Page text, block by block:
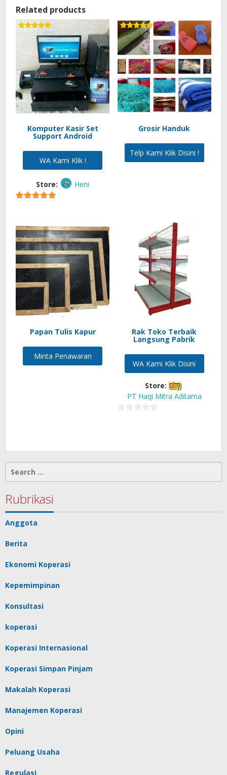
Related products
Komputer Kasir Set
Support Android
Rated
5.00
out of 5
WA Kami Klik !
Store: Heni
Grosir Handuk
Rated
5.00
out of 5
Telp Kami Klik Disini !
Papan Tulis Kapur
Minta Penawaran
Rak Toko Terbaik
Langsung Pabrik
WA Kami Klik Disini
Store:
PT Haqi Mitra Aditama
5
for:
Rubrikasi
Anggota
Berita
Ekonomi Koperasi
Kepemimpinan
Konsultasi
koperasi
Koperasi Internasional
Koperasi Simpan Pinjam
Makalah Koperasi
Manajemen Koperasi
Opini
Peluang Usaha
Regulasi